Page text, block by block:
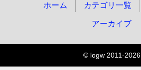
ホーム カテゴリ一覧
アーカイブ
© logw 2011-2026